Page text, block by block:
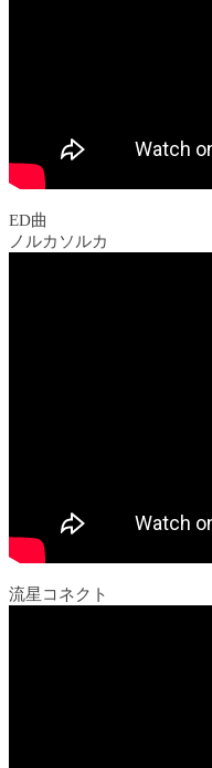
ED曲
ノルカソルカ
流星コネクト